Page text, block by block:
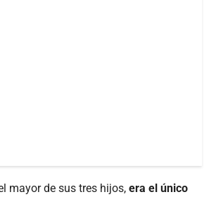
mayor de sus tres hijos, era el único